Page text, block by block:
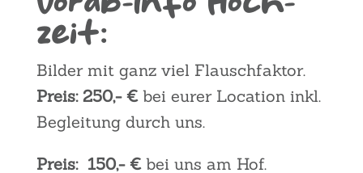
zeit:
Bil­der mit ganz viel Flausch­fak­tor.
Preis: 250,- €bei eurer Loca­ti­on inkl.
Beglei­tung durch uns.
Preis: 150,- €bei uns am Hof.